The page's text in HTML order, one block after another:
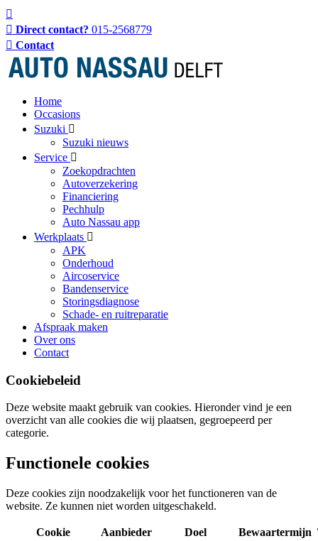
Direct contact? 015-2568779
Contact
Home
Occasions
Suzuki
Suzuki nieuws
Service
Zoekopdrachten
Autoverzekering
Financiering
Pechhulp
Auto Nassau app
Werkplaats
APK
Onderhoud
Aircoservice
Bandenservice
Storingsdiagnose
Schade- en ruitreparatie
Afspraak maken
Over ons
Contact
Cookiebeleid
Deze website maakt gebruik van cookies. Hieronder vind je een
overzicht van alle cookies die wij plaatsen, gegroepeerd per
categorie.
Functionele cookies
Deze cookies zijn noodzakelijk voor het functioneren van de
website. Ze kunnen niet worden uitgeschakeld.
Cookie Aanbieder Doel Bewaartermijn